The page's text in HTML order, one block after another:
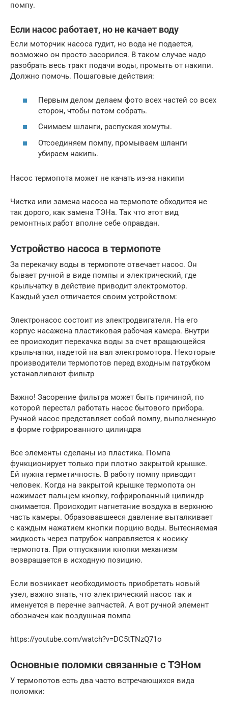
помпу.
Если насос работает, но не качает воду
Если моторчик насоса гудит, но вода не подается,
возможно он просто засорился. В таком случае надо
разобрать весь тракт подачи воды, промыть от накипи.
Должно помочь. Пошаговые действия:
Первым делом делаем фото всех частей со всех
сторон, чтобы потом собрать.
Снимаем шланги, распуская хомуты.
Отсоединяем помпу, промываем шланги
убираем накипь.
Насос термопота может не качать из-за накипи
Чистка или замена насоса на термопоте обходится не
так дорого, как замена ТЭНа. Так что этот вид
ремонтных работ вполне себе оправдан.
Устройство насоса в термопоте
За перекачку воды в термопоте отвечает насос. Он
бывает ручной в виде помпы и электрический, где
крыльчатку в действие приводит электромотор.
Каждый узел отличается своим устройством:
Электронасос состоит из электродвигателя. На его
корпус насажена пластиковая рабочая камера. Внутри
ее происходит перекачка воды за счет вращающейся
крыльчатки, надетой на вал электромотора. Некоторые
производители термопотов перед входным патрубком
устанавливают фильтр
Важно! Засорение фильтра может быть причиной, по
которой перестал работать насос бытового прибора.
Ручной насос представляет собой помпу, выполненную
в форме гофрированного цилиндра
Все элементы сделаны из пластика. Помпа
функционирует только при плотно закрытой крышке.
Ей нужна герметичность. В работу помпу приводит
человек. Когда на закрытой крышке термопота он
нажимает пальцем кнопку, гофрированный цилиндр
сжимается. Происходит нагнетание воздуха в верхнюю
часть камеры. Образовавшееся давление выталкивает
с каждым нажатием кнопки порцию воды. Вытесняемая
жидкость через патрубок направляется к носику
термопота. При отпускании кнопки механизм
возвращается в исходную позицию.
Если возникает необходимость приобретать новый
узел, важно знать, что электрический насос так и
именуется в перечне запчастей. А вот ручной элемент
обозначен как воздушная помпа
https://youtube.com/watch?v=DC5tTNzQ71o
Основные поломки связанные с ТЭНом
У термопотов есть два часто встречающихся вида
поломки: